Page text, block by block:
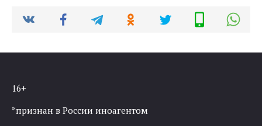
16+
*признан в России иноагентом